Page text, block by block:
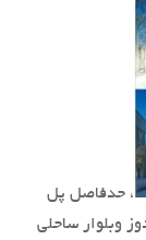
، حدفاصل پل
وبلوار ساحلی